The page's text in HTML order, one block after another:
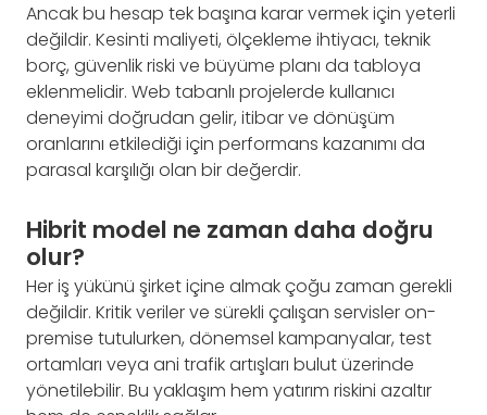
Ancak bu hesap tek başına karar vermek için yeterli
değildir. Kesinti maliyeti, ölçekleme ihtiyacı, teknik
borç, güvenlik riski ve büyüme planı da tabloya
eklenmelidir. Web tabanlı projelerde kullanıcı
deneyimi doğrudan gelir, itibar ve dönüşüm
oranlarını etkilediği için performans kazanımı da
parasal karşılığı olan bir değerdir.
Hibrit model ne zaman daha doğru
olur?
Her iş yükünü şirket içine almak çoğu zaman gerekli
değildir. Kritik veriler ve sürekli çalışan servisler on-
premise tutulurken, dönemsel kampanyalar, test
ortamları veya ani trafik artışları bulut üzerinde
yönetilebilir. Bu yaklaşım hem yatırım riskini azaltır